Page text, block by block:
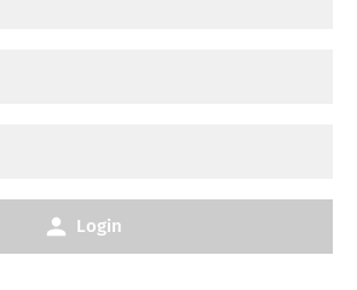
Login